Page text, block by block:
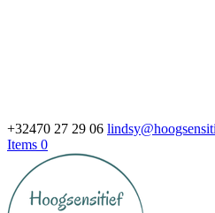
+32470 27 29 06
Items 0